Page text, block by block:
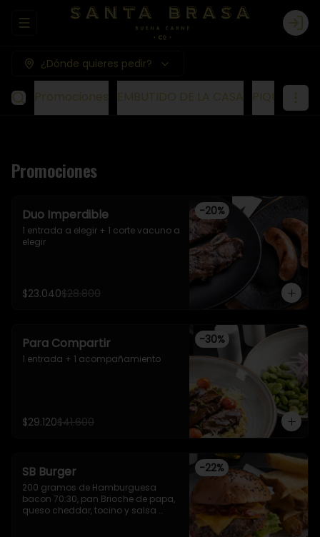
Abrir menu de navegación Login
¿Dónde quieres pedir?
Promociones EMBUTIDO DE LA CASA PIQUEOS
Promociones
-20%
Duo Imperdible
1 entrada a elegir + 1 corte vacuno a
elegir
$23.040$28.800
-30%
Para Compartir
1 entrada + 1 acompañamiento
$29.120$41.600
-22%
SB Burger
200 gramos de Hamburguesa
bacon 70:30, pan Brioche de papa,
queso cheddar, tocino y salsa